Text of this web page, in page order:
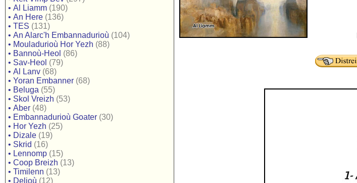
• Al Liamm (190)
• An Here (136)
• TES (131)
• An Alarc'h Embannadurioù (104)
• Mouladurioù Hor Yezh (88)
• Bannoù-Heol (86)
• Sav-Heol (79)
• Al Lanv (68)
• Yoran Embanner (68)
• Beluga (55)
• Skol Vreizh (53)
• Aber (48)
• Embannadurioù Goater (30)
• Hor Yezh (25)
• Dizale (19)
• Skrid (16)
• Lennomp (15)
• Coop Breizh (13)
• Timilenn (13)
• Delioù (12)